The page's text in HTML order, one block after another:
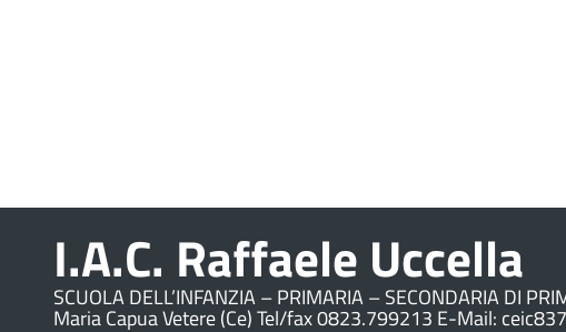
I.A.C. Raffaele Uccella
SCUOLA DELL’INFANZIA – PRIMARIA – SECONDARIA DI
Maria Capua Vetere (Ce) Tel/fax 0823.799213 E-Mail: